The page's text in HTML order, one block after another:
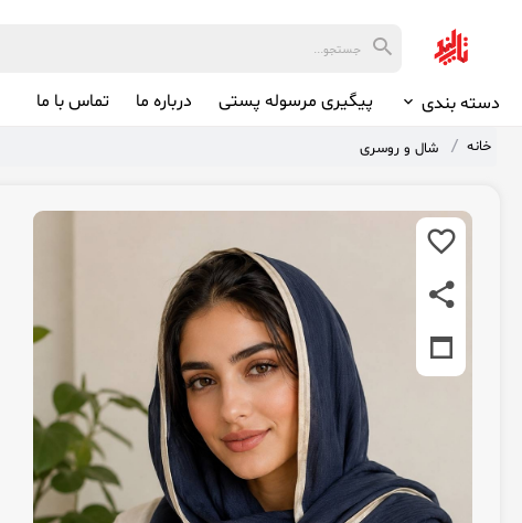
دسته بندی پیگیری مرسوله پستی درباره ما تماس با ما
خانه شال و روسری